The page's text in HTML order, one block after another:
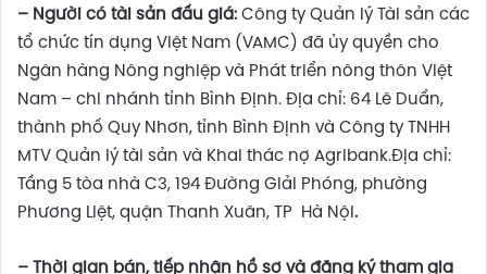
– Người có tài sản đấu giá: Công ty Quản lý Tài sản các
tổ chức tín dụng Việt Nam (VAMC) đã ủy quyền cho
Ngân hàng Nông nghiệp và Phát triển nông thôn Việt
Nam – chi nhánh tỉnh Bình Định. Địa chỉ: 64 Lê Duẩn,
thành phố Quy Nhơn, tỉnh Bình Định và Công ty TNHH
MTV Quản lý tài sản và Khai thác nợ Agribank.Địa chỉ:
Tầng 5 tòa nhà C3, 194 Đường Giải Phóng, phường
Phương Liệt, quận Thanh Xuân, TP Hà Nội .
– Thời gian bán, tiếp nhận hồ sơ và đăng ký tham gia